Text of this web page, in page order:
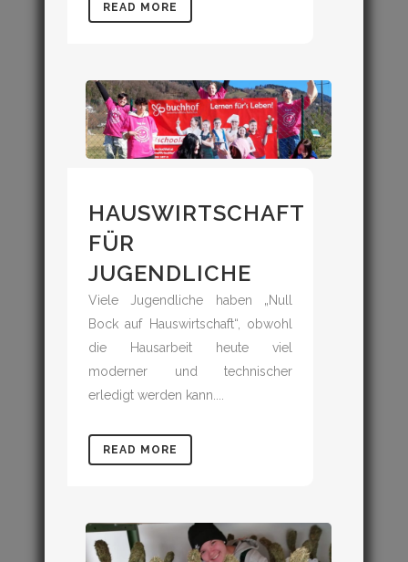
READ MORE
HAUSWIRTSCHAFT
FÜR
JUGENDLICHE
Viele Jugendliche haben „Null
Bock auf Hauswirtschaft“, obwohl
die Hausarbeit heute viel
moderner und technischer
erledigt werden kann....
READ MORE